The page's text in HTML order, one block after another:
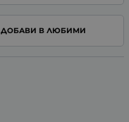
ДОБАВИ В ЛЮБИМИ